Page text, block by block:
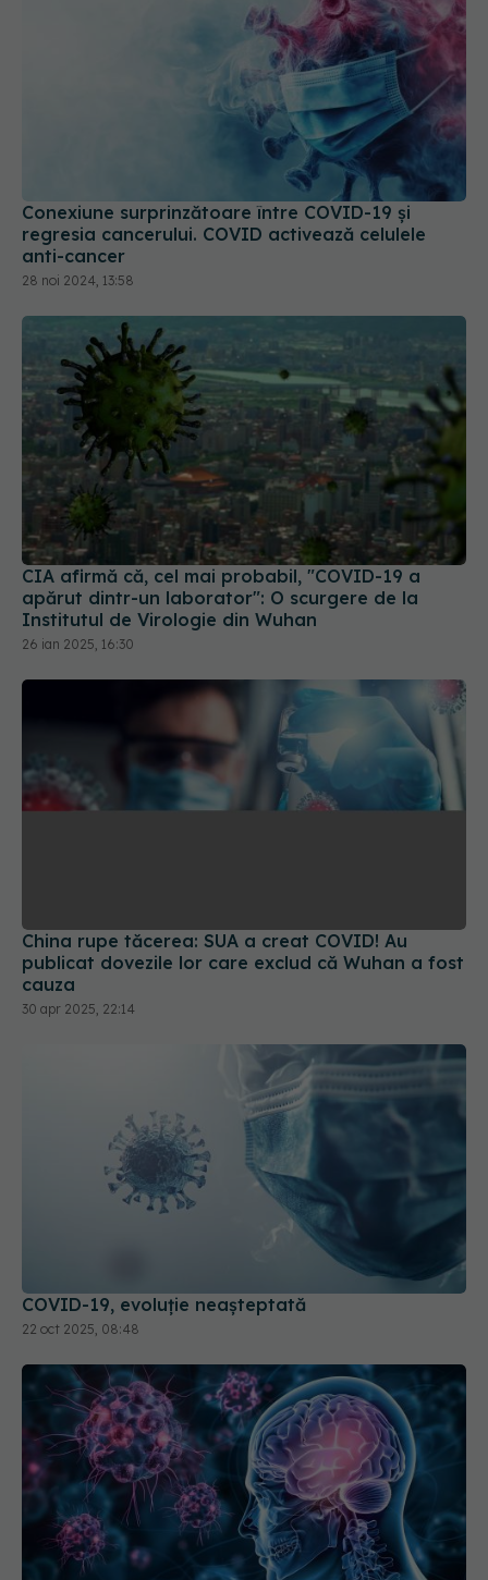
Conexiune surprinzătoare între COVID-19 și
regresia cancerului. COVID activează celulele
anti-cancer
28 noi 2024, 13:58
CIA afirmă că, cel mai probabil, "COVID-19 a
apărut dintr-un laborator": O scurgere de la
Institutul de Virologie din Wuhan
26 ian 2025, 16:30
China rupe tăcerea: SUA a creat COVID! Au
publicat dovezile lor care exclud că Wuhan a fost
cauza
30 apr 2025, 22:14
COVID-19, evoluție neașteptată
22 oct 2025, 08:48